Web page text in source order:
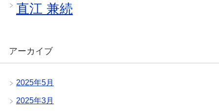
直江 兼続
アーカイブ
2025年5月
2025年3月